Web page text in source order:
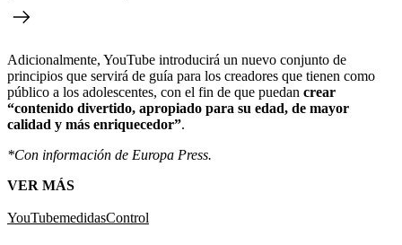
Adicionalmente, YouTube introducirá un nuevo conjunto de
principios que servirá de guía para los creadores que tienen como
público a los adolescentes, con el fin de que puedan crear
“contenido divertido, apropiado para su edad, de mayor
calidad y más enriquecedor”.
*Con información de Europa Press.
VER MÁS
YouTubemedidasControl